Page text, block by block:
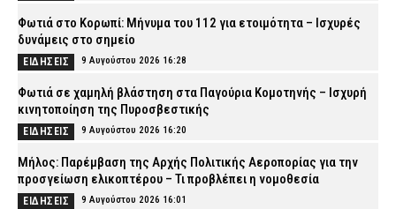
Φωτιά στο Κορωπί: Μήνυμα του 112 για ετοιμότητα – Ισχυρές
δυνάμεις στο σημείο
ΕΙΔΗΣΕΙΣ 9 Αυγούστου 2026 16:28
Φωτιά σε χαμηλή βλάστηση στα Παγούρια Κομοτηνής – Ισχυρή
κινητοποίηση της Πυροσβεστικής
ΕΙΔΗΣΕΙΣ 9 Αυγούστου 2026 16:20
Μήλος: Παρέμβαση της Αρχής Πολιτικής Αεροπορίας για την
προσγείωση ελικοπτέρου – Τι προβλέπει η νομοθεσία
ΕΙΔΗΣΕΙΣ 9 Αυγούστου 2026 16:01